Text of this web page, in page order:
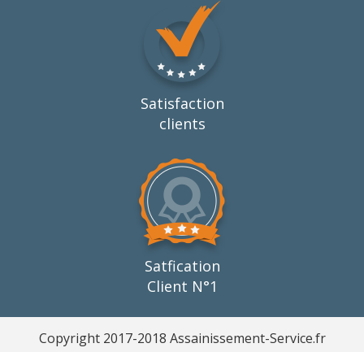
Satisfaction
clients
Satfication
Client N°1
Copyright 2017-2018 Assainissement-Service.fr